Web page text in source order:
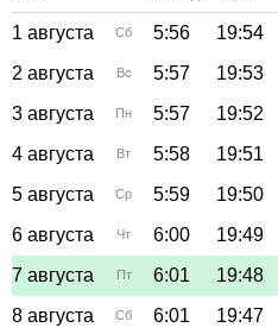
1 августа Сб 5:56 19:54
2 августа
Вс 5:57 19:53
3 августа
Пн 5:57 19:52
4 августа
Вт 5:58 19:51
5 августа
Ср 5:59 19:50
6 августа
Чт 6:00 19:49
7 августа
Пт 6:01 19:48
8 августа
Сб 6:01 19:47